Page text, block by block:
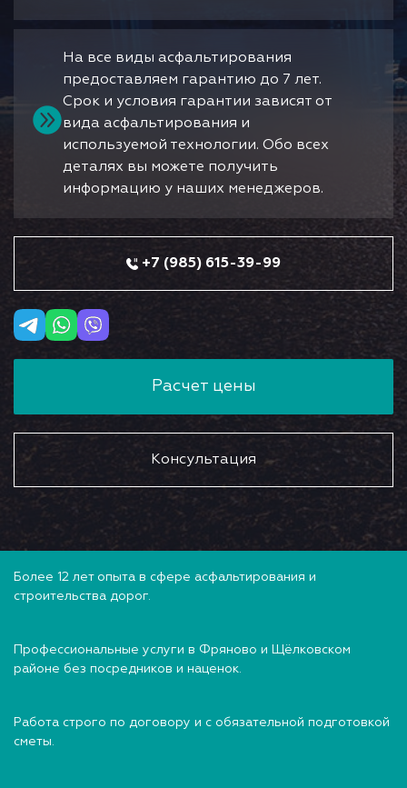
На все виды асфальтирования
предоставляем гарантию до 7 лет.
Срок и условия гарантии зависят от
вида асфальтирования и
используемой технологии. Обо всех
деталях вы можете получить
информацию у наших менеджеров.
+7 (985) 615-39-99
Расчет цены
Консультация
Более 12 лет опыта в сфере асфальтирования и
строительства дорог.
Профессиональные услуги в Фряново и Щёлковском
районе без посредников и наценок.
Работа строго по договору и с обязательной подготовкой
сметы.